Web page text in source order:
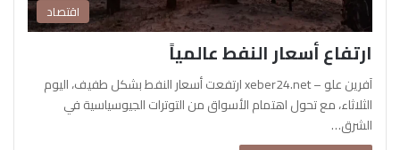
اقتصاد
ارتفاع أسعار النفط عالمياً
آفرين علو – xeber24.net ارتفعت أسعار النفط بشكل طفيف، اليوم
الثلاثاء، مع تحول اهتمام الأسواق من التوترات الجيوسياسية في
الشرق…